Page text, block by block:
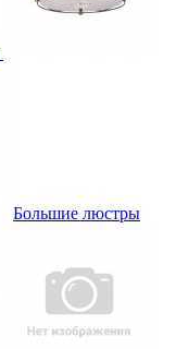
Большие люстры